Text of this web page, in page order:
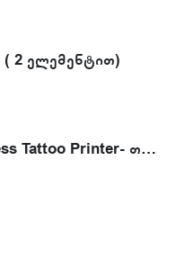
2 ელემენტით)
Ambition Wireless Tattoo Printer- თერმული პრინტერი